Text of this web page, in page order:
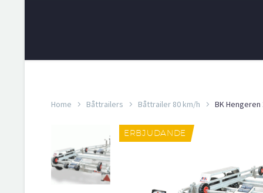
Home Båttrailers Båttrailer 80 km/h BK Hengeren
ERBJUDANDE